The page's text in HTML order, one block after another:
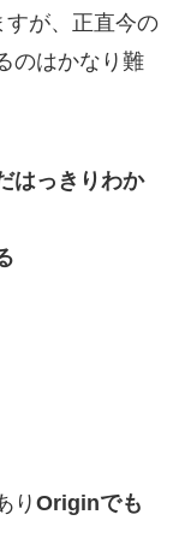
すが、正直今の
のはかなり難
はっきりわか
り Originでも